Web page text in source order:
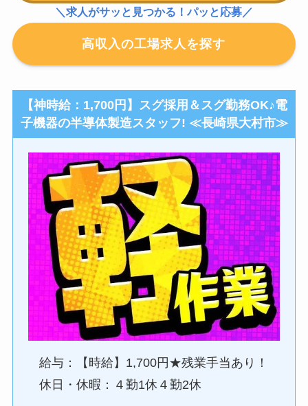
＼求人がサッと見つかる！パッと応募／
高収入の工場求人を探す
【神時給：1,700円】スグ採用＆スグ勤務OK♪電
子機器の半導体製造スタッフ! ≪長崎県大村市≫
給与：【時給】1,700円★残業手当あり！
休日・休暇：４勤1休４勤2休